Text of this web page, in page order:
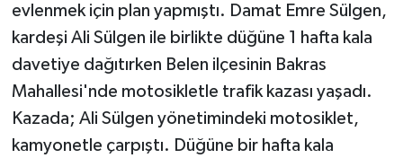
evlenmek için plan yapmıştı. Damat Emre Sülgen,
kardeşi Ali Sülgen ile birlikte düğüne 1 hafta kala
davetiye dağıtırken Belen ilçesinin Bakras
Mahallesi'nde motosikletle trafik kazası yaşadı.
Kazada; Ali Sülgen yönetimindeki motosiklet,
kamyonetle çarpıştı. Düğüne bir hafta kala